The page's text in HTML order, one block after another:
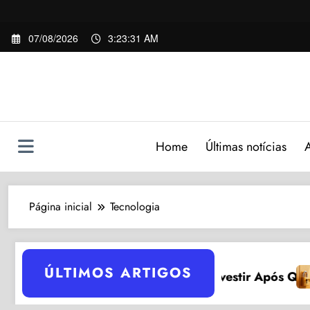
Pular
para
07/08/2026 3:23:32 AM
Home Últimas notícias
Página inicial Tecnologia
ÚLTIMOS ARTIGOS
2026: 5 Razões para Investir Após Queda